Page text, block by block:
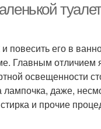
повесить его в
Главным отличием
освещенности
лампочка, даже,
и прочие